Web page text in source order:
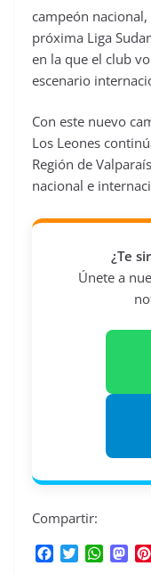
campeón
próxima Liga
en la que el club
escenario
Con este nuevo
Los Leones
Región de
nacional e
¿Te
Únete a
Compartir:
T
W
M